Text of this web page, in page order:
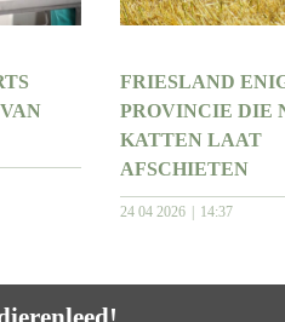
FRIESLAND
PROVINCIE DIE
KATTEN LAAT
AFSCHIETEN
24 04 2026 14:37